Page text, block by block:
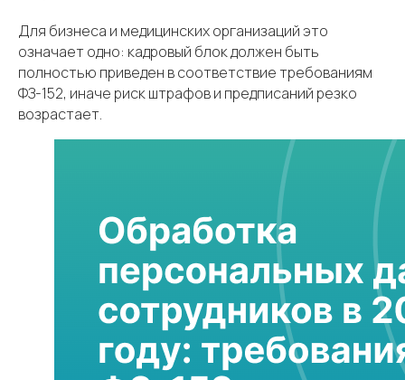
Для бизнеса и медицинских организаций это
означает одно: кадровый блок должен быть
полностью приведен в соответствие требованиям
ФЗ-152, иначе риск штрафов и предписаний резко
возрастает.